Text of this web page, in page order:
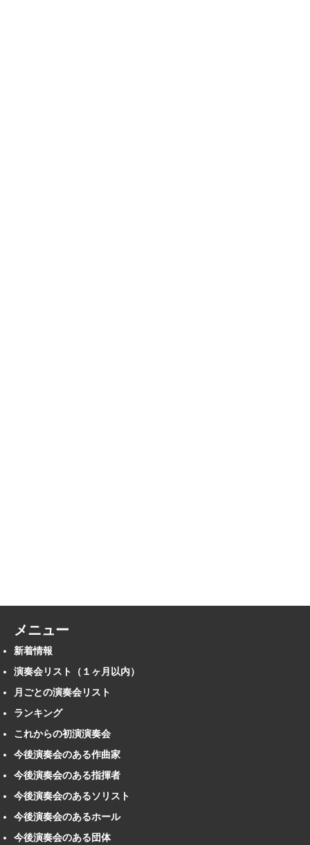
メニュー
新着情報
演奏会リスト（１ヶ月以内）
月ごとの演奏会リスト
ランキング
これからの初演演奏会
今後演奏会のある作曲家
今後演奏会のある指揮者
今後演奏会のあるソリスト
今後演奏会のあるホール
今後演奏会のある団体